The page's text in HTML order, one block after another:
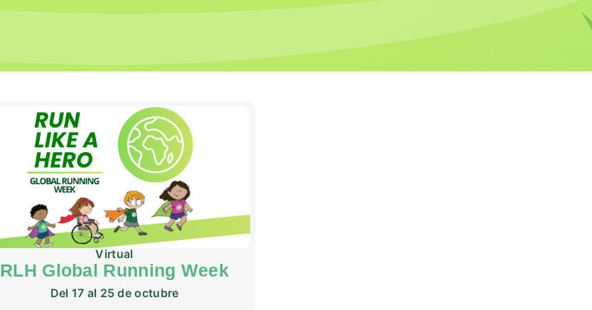
Virtual
RLH Global Running Week
Del 17 al 25 de octubre